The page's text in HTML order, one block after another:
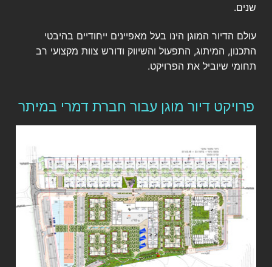
שנים.
עולם הדיור המוגן הינו בעל מאפיינים ייחודיים בהיבטי
התכנון, המיתוג, התפעול והשיווק ודורש צוות מקצועי רב
תחומי שיוביל את הפרויקט.
פרויקט דיור מוגן עבור חברת דמרי במיתר